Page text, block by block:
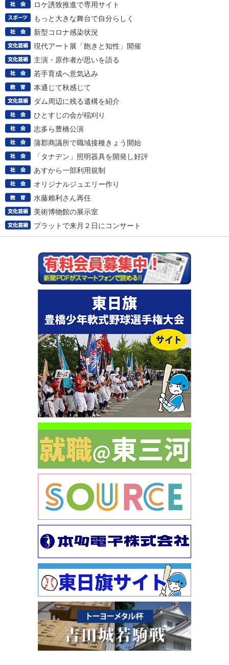
ロケ誘致推進で専用サイト
もっと大きな舞台で自分らしく
新型コロナ感染状況
現代アート展「飽きと知性」開催
主演・原作者が思いを語る
若手育成へ意気込み
本通じて秋感じて
ダム周辺に残る遺構を紹介
ひとすじの会が稲刈り
志多ら豊橋公演
蒲郡商議所で職域接種きょう開始
「タナデン」照明器具を開発し好評
あすから一部利用規制
オリジナルジュエリー作り
水藤賴利さん再任
美術博物館の展示室
プラットで来月２日にコンサート